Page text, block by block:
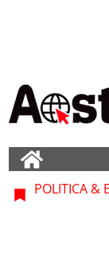
POLITICA &